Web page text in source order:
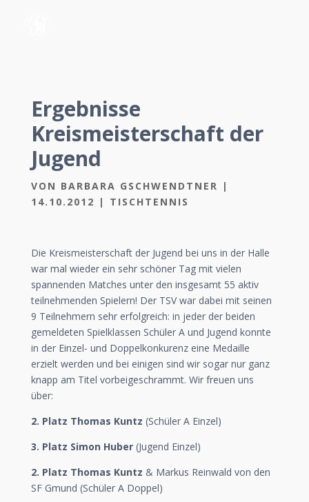
Ergebnisse
Kreismeisterschaft der
Jugend
VON BARBARA GSCHWENDTNER |
14.10.2012 | TISCHTENNIS
Die Kreismeisterschaft der Jugend bei uns in der Halle
war mal wieder ein sehr schöner Tag mit vielen
spannenden Matches unter den insgesamt 55 aktiv
teilnehmenden Spielern! Der TSV war dabei mit seinen
9 Teilnehmern sehr erfolgreich: in jeder der beiden
gemeldeten Spielklassen Schüler A und Jugend konnte
in der Einzel- und Doppelkonkurenz eine Medaille
erzielt werden und bei einigen sind wir sogar nur ganz
knapp am Titel vorbeigeschrammt. Wir freuen uns
über:
2. Platz Thomas Kuntz (Schüler A Einzel)
3. Platz Simon Huber(Jugend Einzel)
2. Platz Thomas Kuntz & Markus Reinwald von den
SF Gmund (Schüler A Doppel)